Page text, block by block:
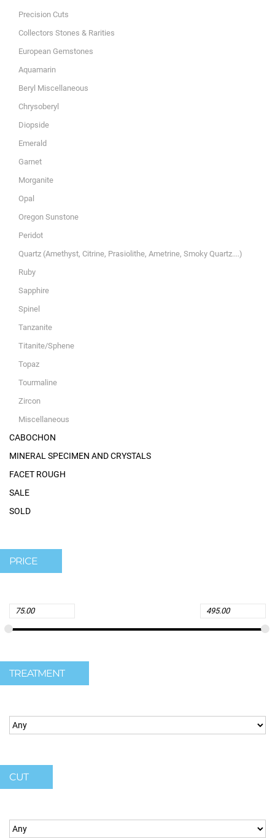
Precision Cuts
Collectors Stones & Rarities
European Gemstones
Aquamarin
Beryl Miscellaneous
Chrysoberyl
Diopside
Emerald
Garnet
Morganite
Opal
Oregon Sunstone
Peridot
Quartz (Amethyst, Citrine, Prasiolithe, Ametrine, Smoky Quartz....)
Ruby
Sapphire
Spinel
Tanzanite
Titanite/Sphene
Topaz
Tourmaline
Zircon
Miscellaneous
CABOCHON
MINERAL SPECIMEN AND CRYSTALS
FACET ROUGH
SALE
SOLD
PRICE
TREATMENT
CUT